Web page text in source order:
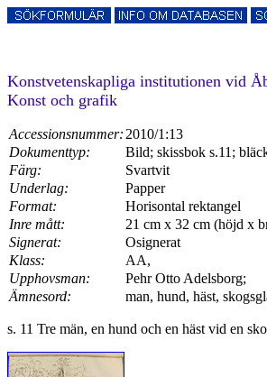
Konstvetenskapliga institutionen vid
Konst och grafik
Accessionsnummer: 2010/1:13
Dokumenttyp:
Bild; skissbok s.11;
Färg:
Svartvit
Underlag:
Papper
Format:
Horisontal rektangel
Inre mått:
21 cm x 32 cm (höjd x
Signerat:
Osignerat
Klass:
AA,
Upphovsman:
Pehr Otto Adelsborg;
Ämnesord:
man, hund, häst,
s. 11 Tre män, en hund och en häst vid en